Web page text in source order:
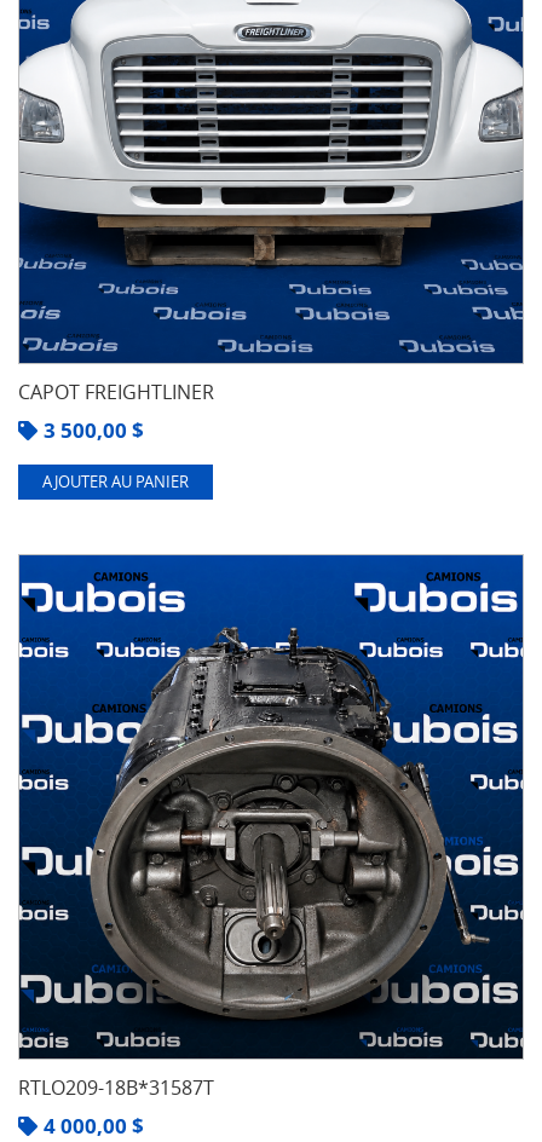
CAPOT FREIGHTLINER
3 500,00 $
AJOUTER AU PANIER
RTLO209-18B*31587T
4 000,00 $